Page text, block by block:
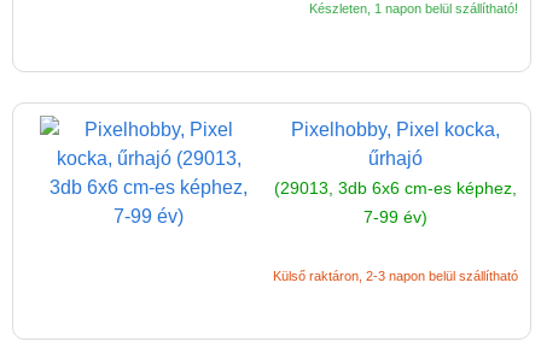
Készleten, 1 napon belül szállítható!
Pixelhobby, Pixel kocka,
űrhajó
(29013, 3db 6x6 cm-es képhez,
7-99 év)
Külső raktáron, 2-3 napon belül szállítható